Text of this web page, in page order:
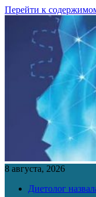
Перейти к
8 августа, 2026
Диетолог